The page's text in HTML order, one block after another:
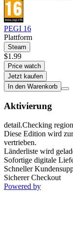
PEGI 16
Plattform
Steam
$1.99
Price watch
Jetzt kaufen
In den Warenkorb
Aktivierung
detail.Checking
Diese Edition wird
vertrieben.
Länderliste wird
Sofortige digitale
Schneller
Sicherer Checkout
Powered by